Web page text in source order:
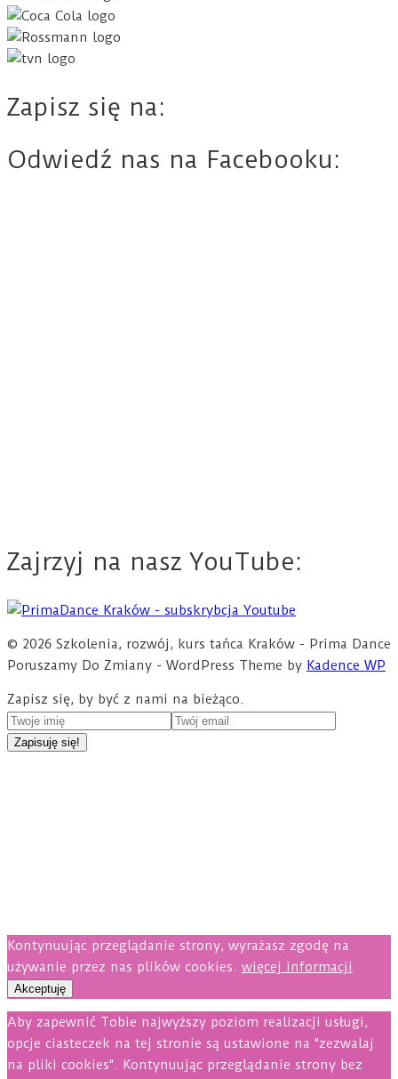
Zapisz się na:
Odwiedź nas na Facebooku:
Zajrzyj na nasz YouTube:
© 2026 Szkolenia, rozwój, kurs tańca Kraków - Prima Dance
Poruszamy Do Zmiany - WordPress Theme by Kadence WP
Zapisz się, by być z nami na bieżąco.
Kontynuując przeglądanie strony, wyrażasz zgodę na
używanie przez nas plików cookies. więcej informacji
Akceptuję
Aby zapewnić Tobie najwyższy poziom realizacji usługi,
opcje ciasteczek na tej stronie są ustawione na "zezwalaj
na pliki cookies". Kontynuując przeglądanie strony bez